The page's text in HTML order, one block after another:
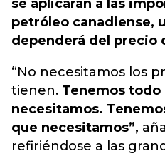
se aplicarán a las
petróleo canadiense,
dependerá del precio
“No necesitamos los
tienen. Tenemos
necesitamos.
que necesitamos”,
refiriéndose a las